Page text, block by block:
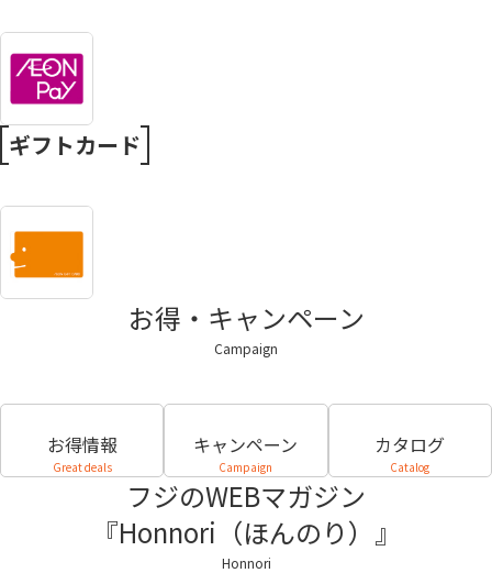
ギフトカード
お得・キャンペーン
Campaign
お得情報
Great deals
キャンペーン
Campaign
カタログ
Catalog
フジのWEBマガジン
『Honnori（ほんのり）』
Honnori